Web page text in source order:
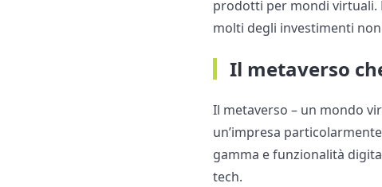
prodotti per mondi virtuali.
molti degli investimenti
Il metaverso
Il metaverso – un mondo
un’impresa
gamma e funzionalità
tech.